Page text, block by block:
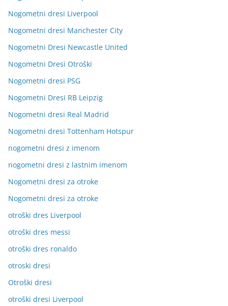
Nogometni dresi Liverpool
Nogometni dresi Manchester City
Nogometni Dresi Newcastle United
Nogometni Dresi Otroški
Nogometni dresi PSG
Nogometni Dresi RB Leipzig
Nogometni dresi Real Madrid
Nogometni dresi Tottenham Hotspur
nogometni dresi z imenom
nogometni dresi z lastnim imenom
Nogometni dresi za otroke
Nogometni dresi za otroke
otroški dres Liverpool
otroški dres messi
otroški dres ronaldo
otroski dresi
Otroški dresi
otroški dresi Liverpool